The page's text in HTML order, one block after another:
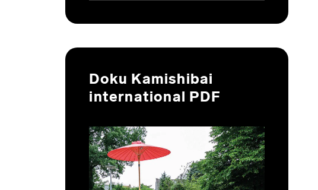
Doku Kamishibai
international PDF